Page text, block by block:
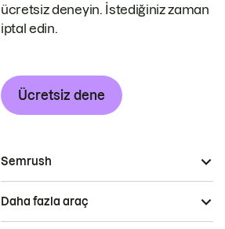
ücretsiz deneyin. İstediğiniz zaman
iptal edin.
Ücretsiz dene
Semrush
Daha fazla araç